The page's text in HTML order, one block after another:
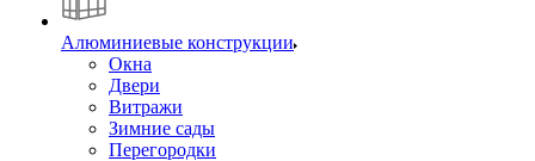
Алюминиевые конструкции
Окна
Двери
Витражи
Зимние сады
Перегородки